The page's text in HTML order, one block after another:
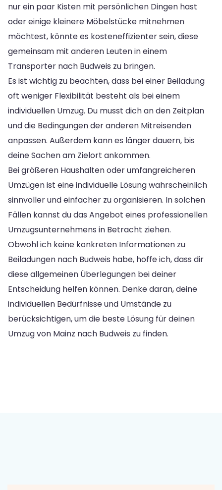
nur ein paar Kisten mit persönlichen Dingen hast
oder einige kleinere Möbelstücke mitnehmen
möchtest, könnte es kosteneffizienter sein, diese
gemeinsam mit anderen Leuten in einem
Transporter nach Budweis zu bringen.
Es ist wichtig zu beachten, dass bei einer Beiladung
oft weniger Flexibilität besteht als bei einem
individuellen Umzug. Du musst dich an den Zeitplan
und die Bedingungen der anderen Mitreisenden
anpassen. Außerdem kann es länger dauern, bis
deine Sachen am Zielort ankommen.
Bei größeren Haushalten oder umfangreicheren
Umzügen ist eine individuelle Lösung wahrscheinlich
sinnvoller und einfacher zu organisieren. In solchen
Fällen kannst du das Angebot eines professionellen
Umzugsunternehmens in Betracht ziehen.
Obwohl ich keine konkreten Informationen zu
Beiladungen nach Budweis habe, hoffe ich, dass dir
diese allgemeinen Überlegungen bei deiner
Entscheidung helfen können. Denke daran, deine
individuellen Bedürfnisse und Umstände zu
berücksichtigen, um die beste Lösung für deinen
Umzug von Mainz nach Budweis zu finden.